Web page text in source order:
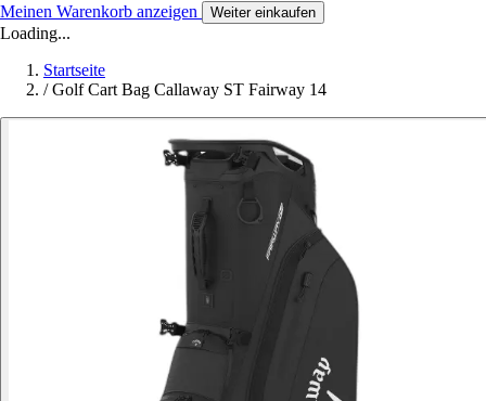
Meinen Warenkorb anzeigen Weiter einkaufen
Loading...
Startseite
/ Golf Cart Bag Callaway ST Fairway 14